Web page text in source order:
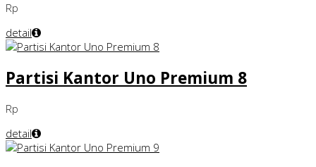
Rp
detail
Partisi Kantor Uno Premium 8
Rp
detail